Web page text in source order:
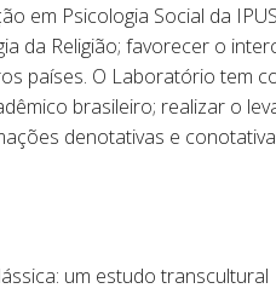
em Psicologia Social da
da Religião; favorecer o
países. O Laboratório tem
brasileiro; realizar o
denotativas e
um estudo transcultural